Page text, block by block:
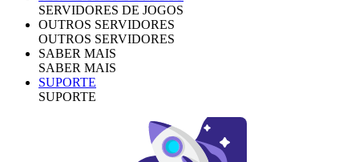
SERVIDORES DE JOGOS
OUTROS SERVIDORES
OUTROS SERVIDORES
SABER MAIS
SABER MAIS
SUPORTE
SUPORTE